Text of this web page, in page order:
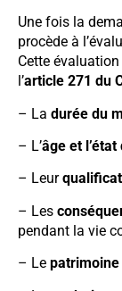
Une fois la
procède à
Cette
l’article 271 du
– La durée du
– L’âge et
– Leur
– Les
pendant la vie
– Le patrimoine